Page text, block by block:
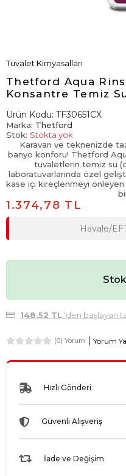
Tuvalet Kimyasalları
Thetford Aqua
Konsantre Temiz
Ürün Kodu: TF30651CX
Marka: Thetford
Stok: Stokta yok
Karavan ve teknenizde
banyo konforu! Thetford
tuvaletlerin temiz su
laboratuvarlarında özel
kase içi kireçlenmeyi önleyen
1.374,78 TL
Havale/
148,52 TL'den başlayan
(0) Yorum Yorum
Hızlı Gönderi
Güvenli Alışveriş
İade ve Değişim